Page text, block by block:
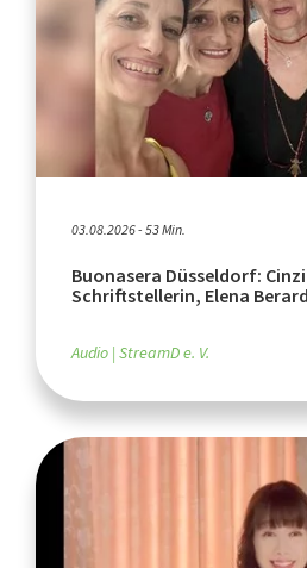
03.08.2026 - 53 Min.
Buonasera Düsseldorf:
Schriftstellerin, Elena
Audio StreamD e. V.